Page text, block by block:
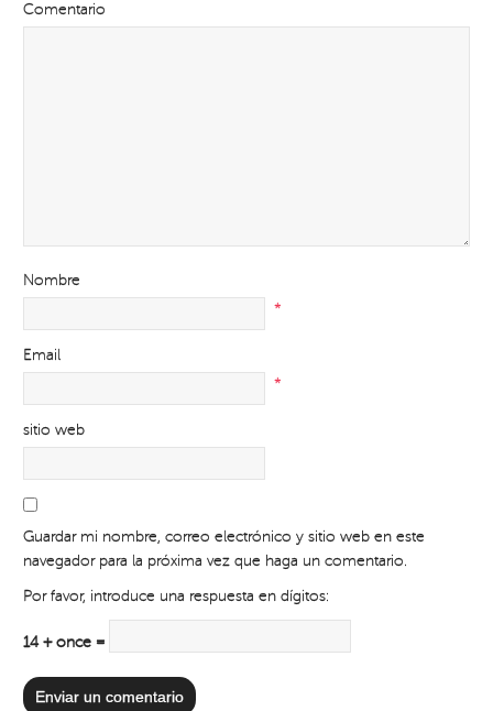
Comentario
Nombre
*
Email
*
sitio web
Guardar mi nombre, correo electrónico y sitio web en este
navegador para la próxima vez que haga un comentario.
Por favor, introduce una respuesta en dígitos:
14 + once =